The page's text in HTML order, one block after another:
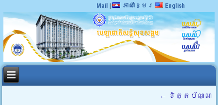
Mail | ភាសាខ្មែរ English
← ខិត្តប័ណ្ណ